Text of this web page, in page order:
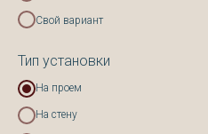
Свой вариант
Тип установки
На проем
На стену